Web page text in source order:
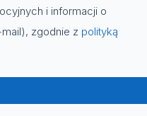
i informacji o
zgodnie z polityką